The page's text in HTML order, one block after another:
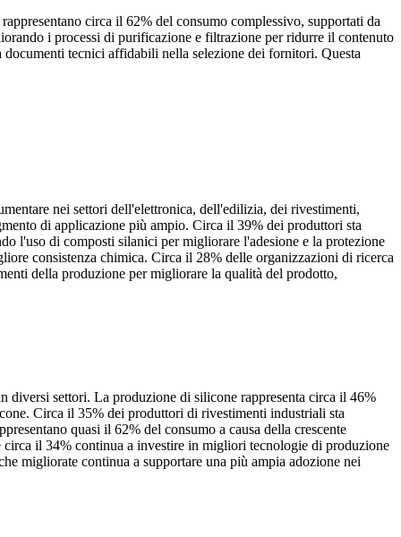
circa il 62% del consumo complessivo, supportati da
i processi di purificazione e filtrazione per ridurre il contenuto
tecnici affidabili nella selezione dei fornitori. Questa
nei settori dell'elettronica, dell'edilizia, dei rivestimenti,
di applicazione più ampio. Circa il 39% dei produttori sta
l'uso di composti silanici per migliorare l'adesione e la protezione
consistenza chimica. Circa il 28% delle organizzazioni di ricerca
della produzione per migliorare la qualità del prodotto,
diversi settori. La produzione di silicone rappresenta circa il 46%
Circa il 35% dei produttori di rivestimenti industriali sta
quasi il 62% del consumo a causa della crescente
il 34% continua a investire in migliori tecnologie di produzione
migliorate continua a supportare una più ampia adozione nei